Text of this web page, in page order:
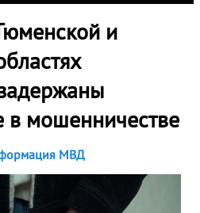
и
в мошенничестве
МВД